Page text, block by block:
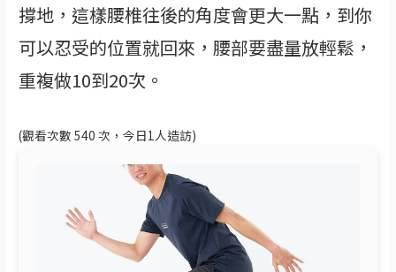
撐地，這樣腰椎往後的角度會更大一點，到你
可以忍受的位置就回來，腰部要盡量放輕鬆，
重複做10到20次。
(觀看次數 540 次，今日1人造訪)